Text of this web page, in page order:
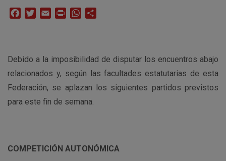
FacebookTwitterEmail Print WhatsApp
Debido a la imposibilidad de disputar los encuentros abajo
relacionados y, según las facultades estatutarias de esta
Federación, se aplazan los siguientes partidos previstos
para este fin de semana.
COMPETICIÓN AUTONÓMICA